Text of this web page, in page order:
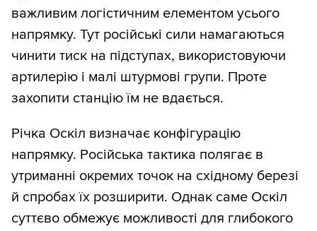
важливим логістичним елементом усього
напрямку. Тут російські сили намагаються
чинити тиск на підступах, використовуючи
артилерію і малі штурмові групи. Проте
захопити станцію їм не вдається.
Річка Оскіл визначає конфігурацію
напрямку. Російська тактика полягає в
утриманні окремих точок на східному березі
й спробах їх розширити. Однак саме Оскіл
суттєво обмежує можливості для глибокого